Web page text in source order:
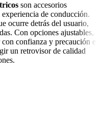
son accesorios
de conducción.
ocurre detrás del usuario,
Con opciones ajustables,
confianza y precaución es
un retrovisor de calidad